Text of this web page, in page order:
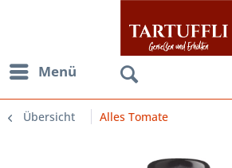
Menü
Übersicht Alles Tomate